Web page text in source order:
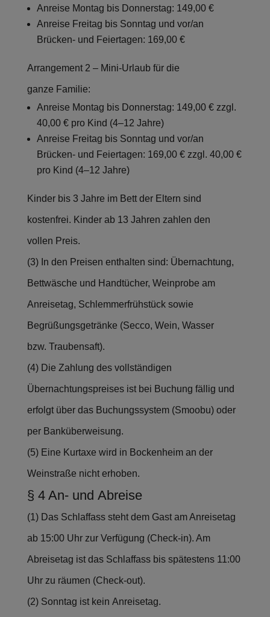
Anreise Montag bis Donnerstag: 149,00 €
Anreise Freitag bis Sonntag und vor/an
Brücken- und Feiertagen: 169,00 €
Arrangement 2 – Mini-Urlaub für die
ganze Familie:
Anreise Montag bis Donnerstag: 149,00 € zzgl.
40,00 € pro Kind (4–12 Jahre)
Anreise Freitag bis Sonntag und vor/an
Brücken- und Feiertagen: 169,00 € zzgl. 40,00 €
pro Kind (4–12 Jahre)
Kinder bis 3 Jahre im Bett der Eltern sind
kostenfrei. Kinder ab 13 Jahren zahlen den
vollen Preis.
(3) In den Preisen enthalten sind: Übernachtung,
Bettwäsche und Handtücher, Weinprobe am
Anreisetag, Schlemmerfrühstück sowie
Begrüßungsgetränke (Secco, Wein, Wasser
bzw. Traubensaft).
(4) Die Zahlung des vollständigen
Übernachtungspreises ist bei Buchung fällig und
erfolgt über das Buchungssystem (Smoobu) oder
per Banküberweisung.
(5) Eine Kurtaxe wird in Bockenheim an der
Weinstraße nicht erhoben.
§ 4 An- und Abreise
(1) Das Schlaffass steht dem Gast am Anreisetag
ab 15:00 Uhr zur Verfügung (Check-in). Am
Abreisetag ist das Schlaffass bis spätestens 11:00
Uhr zu räumen (Check-out).
(2) Sonntag ist kein Anreisetag.